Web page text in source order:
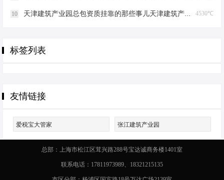
4530℃
10 天津建筑产业园总包资质挂靠的那些事儿天津建筑产业园总包资质挂靠
标签列表
友情链接
爱税宝大管家 张江建筑产业园
总部：上海市松江区茸兴路288号宝达诚商务楼1401室
联系电话：17811973989、18321215135